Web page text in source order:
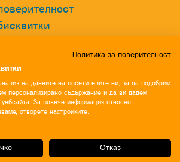
един нов свят от възможности!
за бисквитки
Политика за поверителност
на данните на посетителите ни, за да подобрим
персонализирано съдържание и да ви дадем
За повече информация относно
отворете настройките.
Отказ